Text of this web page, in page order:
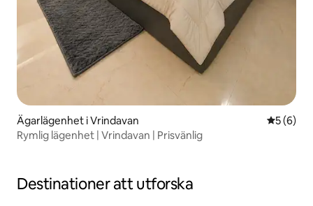
Ägarlägenhet i Vrindavan 5 av 5 i
5 (6)
Rymlig lägenhet | Vrindavan | Prisvänlig
Destinationer att utforska